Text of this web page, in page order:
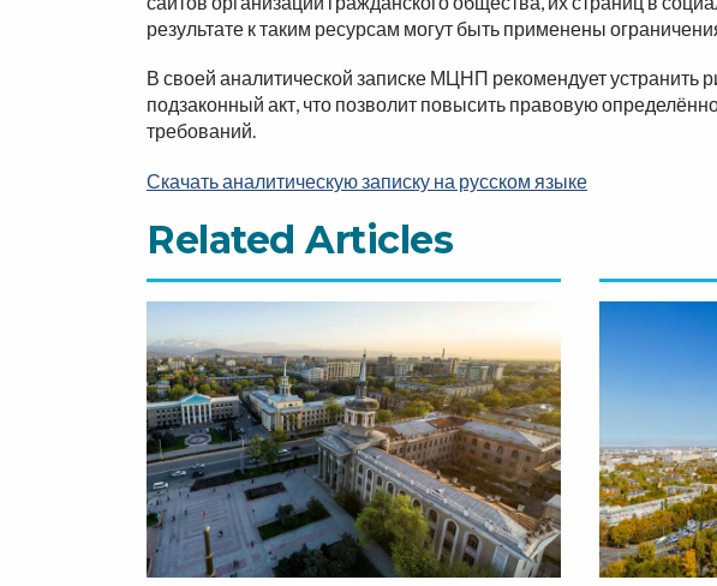
результате к таким ресурсам могут быть применены
В своей аналитической записке МЦНП рекомендует
подзаконный акт, что позволит повысить правовую
требований.
Скачать аналитическую записку на русском языке
Related Articles